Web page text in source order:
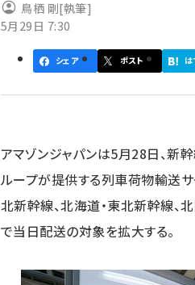
鳥栖 剛[執筆]
5月29日 7:30
シェア ポスト は
アマゾンジャパンは5月28日、新
ループが提供する列車荷物輸送サ
北新幹線、北海道・東北新幹線、
で当日配送の対象を拡大する。